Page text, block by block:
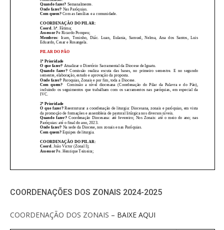
COORDENAÇÕES DOS ZONAIS 2024-2025
COORDENAÇÃO DOS ZONAIS – BAIXE AQUI